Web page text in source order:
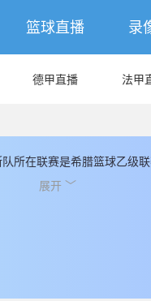
篮球直播 录
德甲直播 法甲
所在联赛是希腊篮球乙级
您提供最新的马奥斯队直播
展开 ﹀